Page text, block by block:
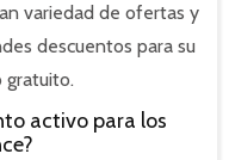
variedad de ofertas y
descuentos para su
gratuito.
activo para los